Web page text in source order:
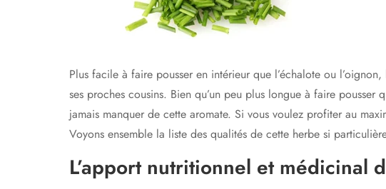
Plus facile à faire pousser en intérieur que l’échalote ou
ses proches cousins. Bien qu’un peu plus longue à faire
jamais manquer de cette aromate. Si vous voulez profiter au
Voyons ensemble la liste des qualités de cette herbe si
L’apport nutritionnel et médicinal